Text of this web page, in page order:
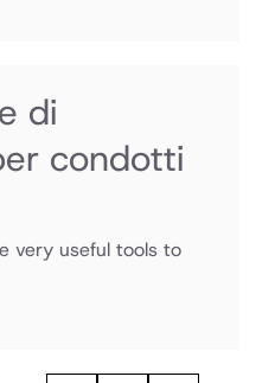
di
condotti
very useful tools to